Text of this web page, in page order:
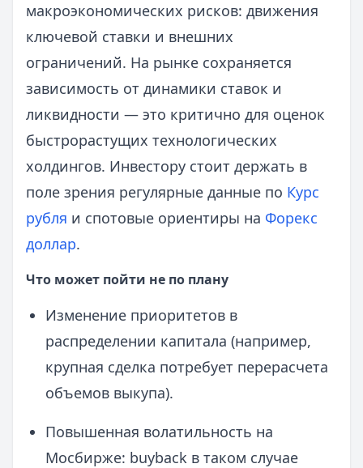
макроэкономических рисков: движения
ключевой ставки и внешних
ограничений. На рынке сохраняется
зависимость от динамики ставок и
ликвидности — это критично для оценок
быстрорастущих технологических
холдингов. Инвестору стоит держать в
поле зрения регулярные данные по Курс
рубля и спотовые ориентиры на Форекс
доллар.
Что может пойти не по плану
Изменение приоритетов в
распределении капитала (например,
крупная сделка потребует перерасчета
объемов выкупа).
Повышенная волатильность на
Мосбирже: buyback в таком случае